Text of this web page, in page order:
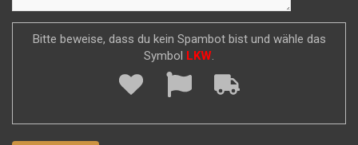
Bitte beweise, dass du kein Spambot bist und wähle das
Symbol
LKW.